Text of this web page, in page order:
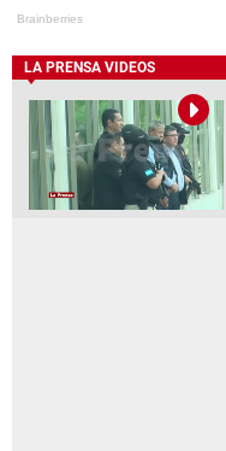
LA PRENSA VIDEOS